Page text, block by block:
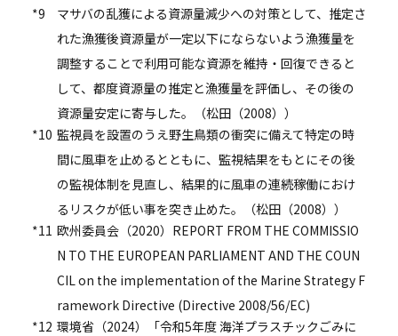
*9
マサバの乱獲による資源量減少への対策として、推定さ
れた漁獲後資源量が一定以下にならないよう漁獲量を
調整することで利用可能な資源を維持・回復できると
して、都度資源量の推定と漁獲量を評価し、その後の
資源量安定に寄与した。（松田（2008））
*10 監視員を設置のうえ野生鳥類の衝突に備えて特定の時
間に風車を止めるとともに、監視結果をもとにその後
の監視体制を見直し、結果的に風車の連続稼働におけ
るリスクが低い事を突き止めた。（松田（2008））
*11 欧州委員会（2020）REPORT FROM THE COMMISSIO
N TO THE EUROPEAN PARLIAMENT AND THE COUN
CIL on the implementation of the Marine Strategy F
ramework Directive (Directive 2008/56/EC)
*12 環境省（2024）「令和5年度 海洋プラスチックごみに